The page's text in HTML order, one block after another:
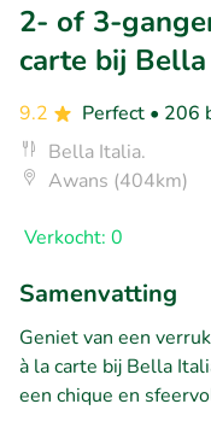
2- of 3-
carte bij
9.2 Perfect • 206
Bella Italia.
Awans (404km)
Verkocht: 0
Samenvatting
Geniet van een
à la carte bij Bella
een chique en